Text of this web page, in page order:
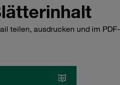
teilen, ausdrucken und im